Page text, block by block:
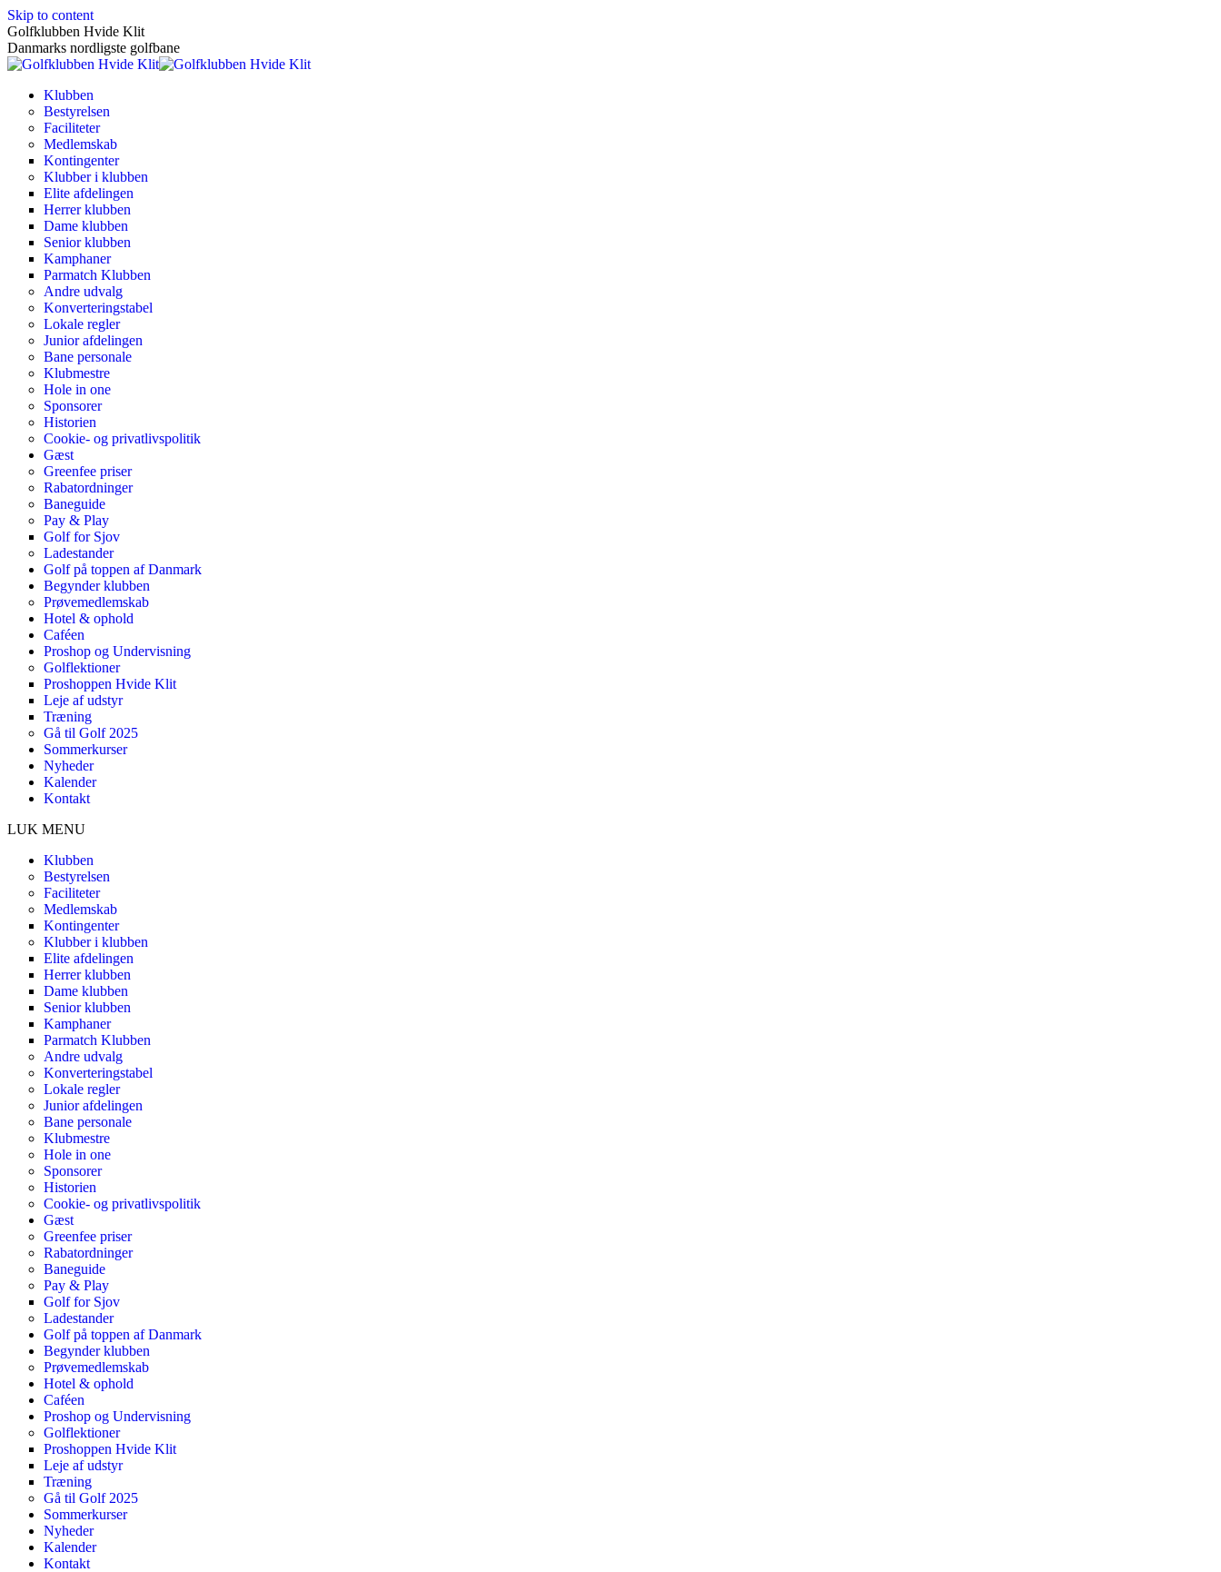
Skip to content
Golfklubben Hvide Klit
Danmarks nordligste golfbane
Klubben
Bestyrelsen
Faciliteter
Medlemskab
Kontingenter
Klubber i klubben
Elite afdelingen
Herrer klubben
Dame klubben
Senior klubben
Kamphaner
Parmatch Klubben
Andre udvalg
Konverteringstabel
Lokale regler
Junior afdelingen
Bane personale
Klubmestre
Hole in one
Sponsorer
Historien
Cookie- og privatlivspolitik
Gæst
Greenfee priser
Rabatordninger
Baneguide
Pay & Play
Golf for Sjov
Ladestander
Golf på toppen af Danmark
Begynder klubben
Prøvemedlemskab
Hotel & ophold
Caféen
Proshop og Undervisning
Golflektioner
Proshoppen Hvide Klit
Leje af udstyr
Træning
Gå til Golf 2025
Sommerkurser
Nyheder
Kalender
Kontakt
LUK MENU
Klubben
Bestyrelsen
Faciliteter
Medlemskab
Kontingenter
Klubber i klubben
Elite afdelingen
Herrer klubben
Dame klubben
Senior klubben
Kamphaner
Parmatch Klubben
Andre udvalg
Konverteringstabel
Lokale regler
Junior afdelingen
Bane personale
Klubmestre
Hole in one
Sponsorer
Historien
Cookie- og privatlivspolitik
Gæst
Greenfee priser
Rabatordninger
Baneguide
Pay & Play
Golf for Sjov
Ladestander
Golf på toppen af Danmark
Begynder klubben
Prøvemedlemskab
Hotel & ophold
Caféen
Proshop og Undervisning
Golflektioner
Proshoppen Hvide Klit
Leje af udstyr
Træning
Gå til Golf 2025
Sommerkurser
Nyheder
Kalender
Kontakt